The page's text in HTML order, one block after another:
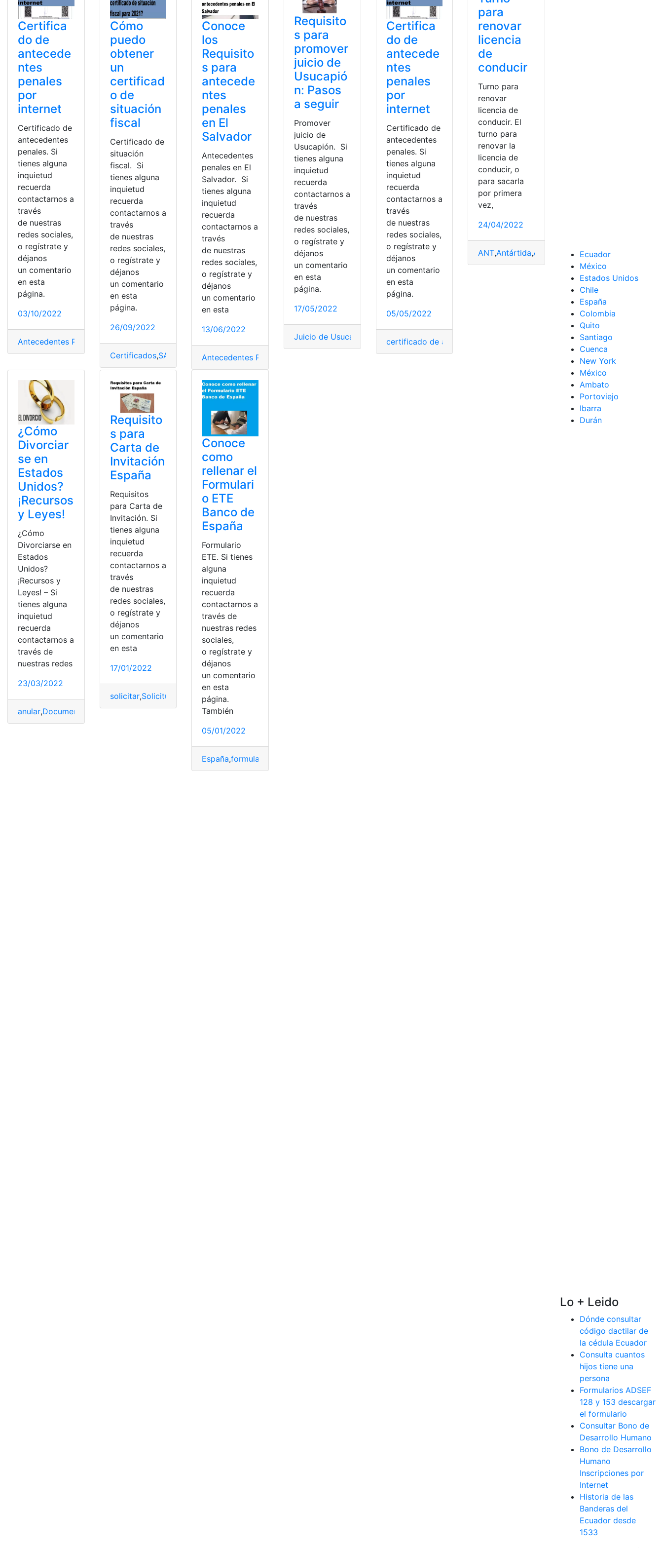
Certifica
do de
antecede
ntes
penales
por
internet
Certificado de
antecedentes
penales. Si
tienes alguna
inquietud
recuerda
contactarnos a
través
de nuestras
redes sociales,
o regístrate y
déjanos
un comentario
en esta
página.
03/10/2022
Antecedentes Penales ,certificado de antecedentes penales documentación,Imprimir ,Internet Registro Civil,Solicitar Certificado
Cómo
puedo
obtener
un
certificad
o de
situación
fiscal
Certificado de
situación
fiscal. Si
tienes alguna
inquietud
recuerda
contactarnos a
través
de nuestras
redes sociales,
o regístrate y
déjanos
un comentario
en esta
página.
26/09/2022
Certificados,SAT Situación fiscal,Solicitar Certificado Trámites virtuales
Conoce
los
Requisito
s para
antecede
ntes
penales
en El
Salvador
Antecedentes
penales en El
Salvador. Si
tienes alguna
inquietud
recuerda
contactarnos a
través
de nuestras
redes sociales,
o regístrate y
déjanos
un comentario
en esta
13/06/2022
Antecedentes Penales ,solicitar,Trámites virtuales
Requisito
s para
promover
juicio de
Usucapió
n: Pasos
a seguir
Promover
juicio de
Usucapión. Si
tienes alguna
inquietud
recuerda
contactarnos a
través
de nuestras
redes sociales,
o regístrate y
déjanos
un comentario
en esta
página.
17/05/2022
Juicio de Usucapión México Propiedades Trámites,Trámites en línea
Certifica
do de
antecede
ntes
penales
por
internet
Certificado de
antecedentes
penales. Si
tienes alguna
inquietud
recuerda
contactarnos a
través
de nuestras
redes sociales,
o regístrate y
déjanos
un comentario
en esta
página.
05/05/2022
certificado de antecedentes penales documentación,Registro Civil
para
renovar
licencia
de
conducir
Turno para
renovar
licencia de
conducir. El
turno para
renovar la
licencia de
conducir, o
para sacarla
por primera
vez,
24/04/2022
ANT,Antártida,Antel licencia de conducir
¿Cómo
Divorciar
se en
Estados
Unidos?
¡Recursos
y Leyes!
¿Cómo
Divorciarse en
Estados
Unidos?
¡Recursos y
Leyes! – Si
tienes alguna
inquietud
recuerda
contactarnos a
través de
nuestras redes
23/03/2022
anular,Documentos EE.UU,Express,Migratorio Trámites,Trámites migratorios
Requisito
s para
Carta de
Invitación
España
Requisitos
para Carta de
Invitación. Si
tienes alguna
inquietud
recuerda
contactarnos a
través
de nuestras
redes sociales,
o regístrate y
déjanos
un comentario
en esta
17/01/2022
solicitar,Solicitud solicitudes,Trámites
Conoce
como
rellenar el
Formulari
o ETE
Banco de
España
Formulario
ETE. Si tienes
alguna
inquietud
recuerda
contactarnos a
través de
nuestras redes
sociales,
o regístrate y
déjanos
un comentario
en esta
página.
También
05/01/2022
España,formularios
Ecuador
México
Estados Unidos
Chile
España
Colombia
Quito
Santiago
Cuenca
New York
México
Ambato
Portoviejo
Ibarra
Durán
Lo + Leido
Dónde consultar
código dactilar de
la cédula Ecuador
Consulta cuantos
hijos tiene una
persona
Formularios ADSEF
128 y 153 descargar
el formulario
Consultar Bono de
Desarrollo Humano
Bono de Desarrollo
Humano
Inscripciones por
Internet
Historia de las
Banderas del
Ecuador desde
1533